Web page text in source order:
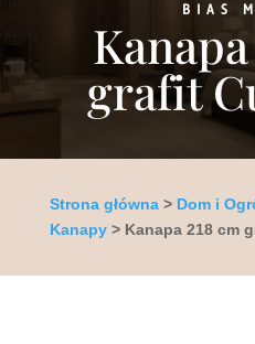
BIAS
grafit
Strona główna> Dom i
Kanapy> Kanapa 218 cm